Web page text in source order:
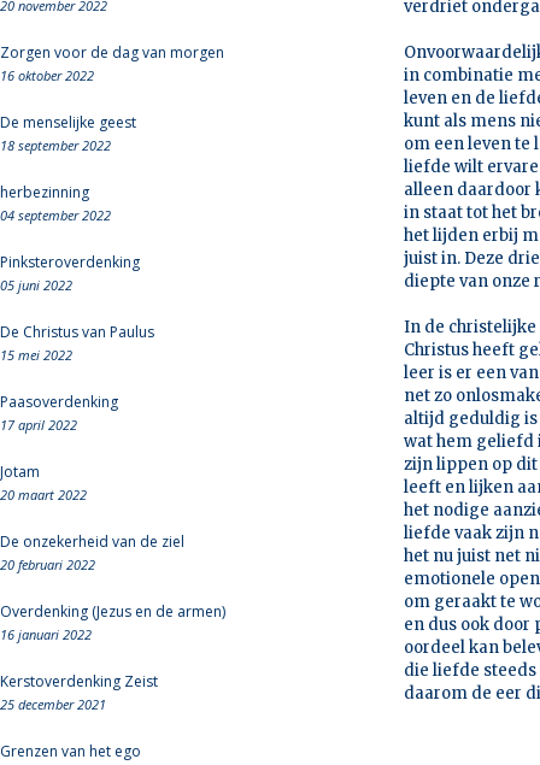
20 november 2022
Zorgen voor de dag van morgen
16 oktober 2022
De menselijke geest
18 september 2022
herbezinning
04 september 2022
Pinksteroverdenking
05 juni 2022
De Christus van Paulus
15 mei 2022
Paasoverdenking
17 april 2022
Jotam
20 maart 2022
De onzekerheid van de ziel
20 februari 2022
Overdenking (Jezus en de armen)
16 januari 2022
Kerstoverdenking Zeist
25 december 2021
Grenzen van het ego
verdriet
in combinatie
leven en de
kunt als mens
om een leven te
liefde wilt
alleen daardoor
in staat tot het
het lijden erbij
juist in. Deze
diepte van onze
In de christelijke
Christus heeft
leer is er een
net zo
altijd geduldig is
wat hem geliefd
zijn lippen op
leeft en lijken
het nodige
liefde vaak zijn
het nu juist net
emotionele
om geraakt te
en dus ook door
oordeel kan
die liefde
daarom de eer